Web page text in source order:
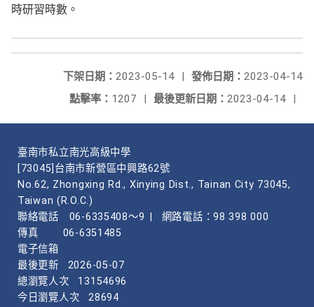
時研習時數。
發佈日期： 2023-04-14
下架日期： 2023-05-14
|
最後更新日期： 2023-04-14 |
點擊率： 1207 |
臺南市私立南光高級中學
[73045]台南市新營區中興路62號
No.62, Zhongxing Rd., Xinying Dist., Tainan City 73045,
Taiwan (R.O.C.)
聯絡電話
06-6335408～9
網路電話：98 398 000
傳真
06-6351485
電子信箱
最後更新
2026-05-07
總瀏覽人次
13154696
今日瀏覽人次
28694